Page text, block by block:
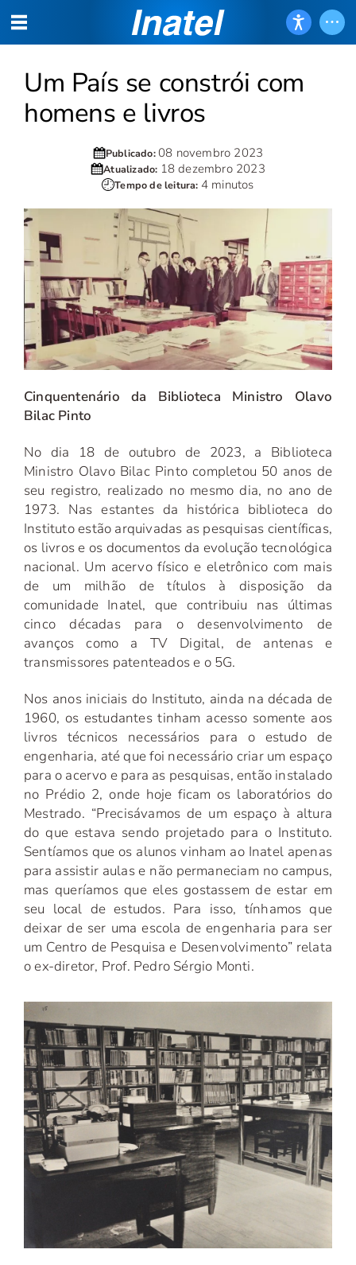
Um País se constrói com
homens e livros
Publicado:08 novembro 2023
Atualizado: 18 dezembro 2023
Tempo de leitura: 4 minutos
Cinquentenário da Biblioteca Ministro Olavo
Bilac Pinto
No dia 18 de outubro de 2023, a Biblioteca
Ministro Olavo Bilac Pinto completou 50 anos de
seu registro, realizado no mesmo dia, no ano de
1973. Nas estantes da histórica biblioteca do
Instituto estão arquivadas as pesquisas científicas,
os livros e os documentos da evolução tecnológica
nacional. Um acervo físico e eletrônico com mais
de um milhão de títulos à disposição da
comunidade Inatel, que contribuiu nas últimas
cinco décadas para o desenvolvimento de
avanços como a TV Digital, de antenas e
transmissores patenteados e o 5G.
Nos anos iniciais do Instituto, ainda na década de
1960, os estudantes tinham acesso somente aos
livros técnicos necessários para o estudo de
engenharia, até que foi necessário criar um espaço
para o acervo e para as pesquisas, então instalado
no Prédio 2, onde hoje ficam os laboratórios do
Mestrado. “Precisávamos de um espaço à altura
do que estava sendo projetado para o Instituto.
Sentíamos que os alunos vinham ao Inatel apenas
para assistir aulas e não permaneciam no campus,
mas queríamos que eles gostassem de estar em
seu local de estudos. Para isso, tínhamos que
deixar de ser uma escola de engenharia para ser
um Centro de Pesquisa e Desenvolvimento” relata
o ex-diretor, Prof. Pedro Sérgio Monti.